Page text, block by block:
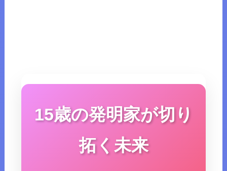
15歳の発明家が切り
拓く未来